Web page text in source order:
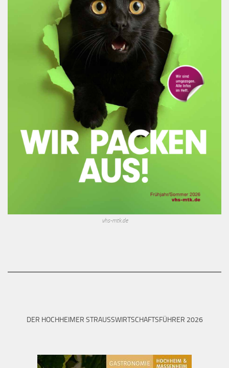
vhs-mtk.de
DER HOCHHEIMER STRAUSSWIRTSCHAFTSFÜHRER 2026